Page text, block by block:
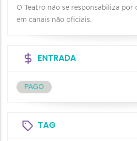
O Teatro não se responsabiliza por
em canais não oficiais.
ENTRADA
PAGO
TAG